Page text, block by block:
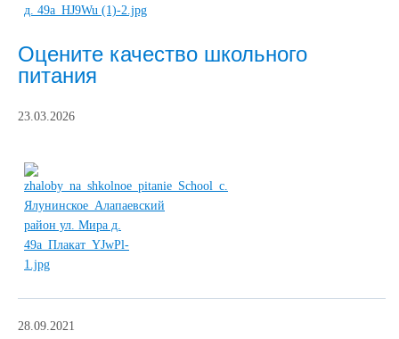
Оцените качество школьного
питания
23.03.2026
28.09.2021